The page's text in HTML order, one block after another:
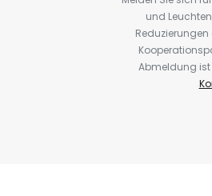
und
Abmeldung ist